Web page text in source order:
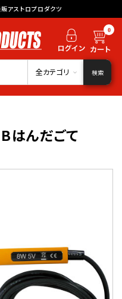
アストロプロダクツ
0
全カテゴリ 検索
んだごて